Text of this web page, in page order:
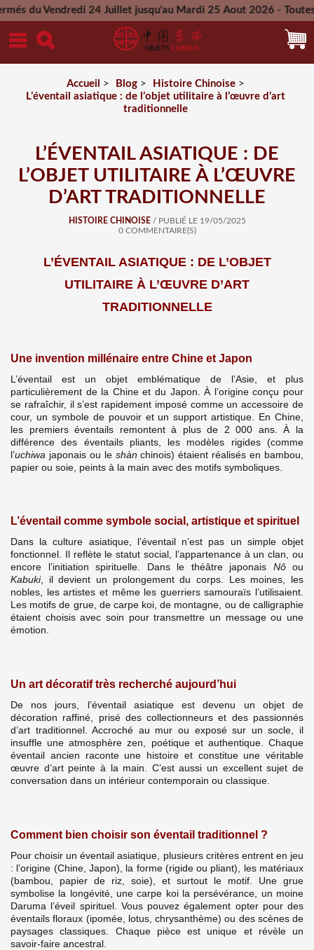
Vendredi 24 Juillet jusqu'au Mardi 25 Aout 2026 - Toutes les
Mercredi 26 Aout 2026
Accueil > Blog> Histoire Chinoise>
L’éventail asiatique : de l’objet utilitaire à l’œuvre d’art
traditionnelle
L’ÉVENTAIL ASIATIQUE : DE
L’OBJET UTILITAIRE À L’ŒUVRE
D’ART TRADITIONNELLE
HISTOIRE CHINOISE/ PUBLIÉ LE 19/05/2025
0 COMMENTAIRE(S)
L’ÉVENTAIL ASIATIQUE : DE L’OBJET
UTILITAIRE À L’ŒUVRE D’ART
TRADITIONNELLE
Une invention millénaire entre Chine et Japon
L’éventail est un objet emblématique de l’Asie, et plus
particulièrement de la Chine et du Japon. À l’origine conçu pour
se rafraîchir, il s’est rapidement imposé comme un accessoire de
cour, un symbole de pouvoir et un support artistique. En Chine,
les premiers éventails remontent à plus de 2 000 ans. À la
différence des éventails pliants, les modèles rigides (comme
l’uchiwa japonais ou le shàn chinois) étaient réalisés en bambou,
papier ou soie, peints à la main avec des motifs symboliques.
L’éventail comme symbole social, artistique et spirituel
Dans la culture asiatique, l’éventail n’est pas un simple objet
fonctionnel. Il reflète le statut social, l’appartenance à un clan, ou
encore l’initiation spirituelle. Dans le théâtre japonais Nôou
Kabuki, il devient un prolongement du corps. Les moines, les
nobles, les artistes et même les guerriers samouraïs l’utilisaient.
Les motifs de grue, de carpe koi, de montagne, ou de calligraphie
étaient choisis avec soin pour transmettre un message ou une
émotion.
Un art décoratif très recherché aujourd’hui
De nos jours, l’éventail asiatique est devenu un objet de
décoration raffiné, prisé des collectionneurs et des passionnés
d’art traditionnel. Accroché au mur ou exposé sur un socle, il
insuffle une atmosphère zen, poétique et authentique. Chaque
éventail ancien raconte une histoire et constitue une véritable
œuvre d’art peinte à la main. C’est aussi un excellent sujet de
conversation dans un intérieur contemporain ou classique.
Comment bien choisir son éventail traditionnel ?
Pour choisir un éventail asiatique, plusieurs critères entrent en jeu
: l’origine (Chine, Japon), la forme (rigide ou pliant), les matériaux
(bambou, papier de riz, soie), et surtout le motif. Une grue
symbolise la longévité, une carpe koi la persévérance, un moine
Daruma l’éveil spirituel. Vous pouvez également opter pour des
éventails floraux (ipomée, lotus, chrysanthème) ou des scènes de
paysages classiques. Chaque pièce est unique et révèle un
savoir-faire ancestral.